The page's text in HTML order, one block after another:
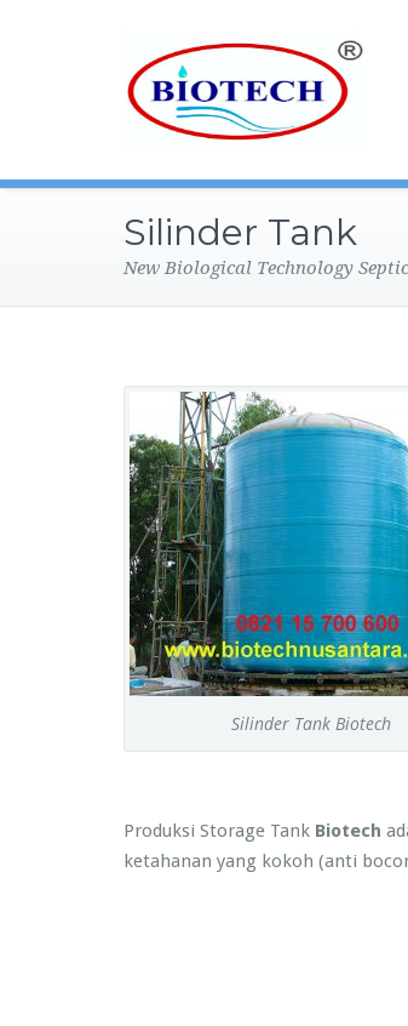
Silinder Tank
New Biological Technology
Silinder Tank Biotech
Produksi Storage Tank Biotech
ketahanan yang kokoh (anti